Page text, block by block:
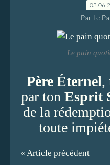
Par Le
Le pain
Père Éternel,
par ton Esprit
de la
toute
« Article précédent